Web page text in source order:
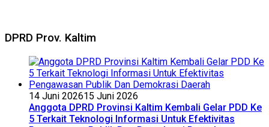
DPRD Prov. Kaltim
14 Juni 202615 Juni 2026
Anggota DPRD Provinsi Kaltim Kembali Gelar PDD Ke
5 Terkait Teknologi Informasi Untuk Efektivitas